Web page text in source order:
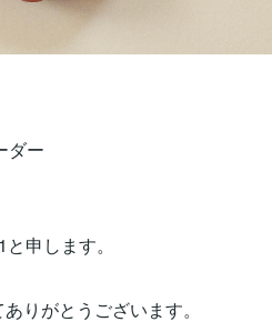
ダー
申します。
りがとうございます。